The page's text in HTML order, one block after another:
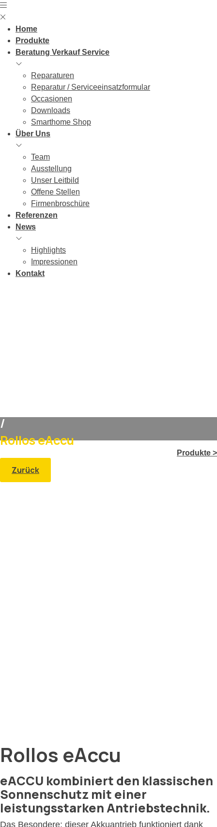
Skip
to
contentHome
Produkte
Beratung Verkauf Service
Reparaturen
Reparatur / Serviceeinsatzformular
Occasionen
Downloads
Smarthome Shop
Über Uns
Team
Ausstellung
Unser Leitbild
Offene Stellen
Firmenbroschüre
Referenzen
News
Highlights
Impressionen
Kontakt
/
Rollos eAccu
Produkte >
Zurück
Rollos eAccu
eACCU kombiniert den klassischen
Sonnenschutz mit einer
leistungsstarken Antriebstechnik.
Das Besondere: dieser Akkuantrieb funktioniert dank